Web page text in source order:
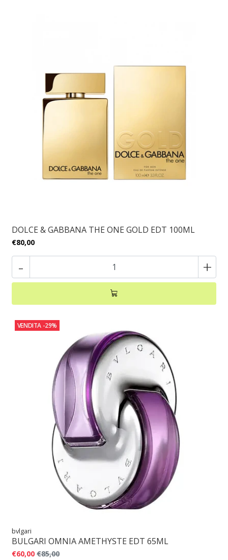
DOLCE & GABBANA THE ONE GOLD EDT 100ML
€80,00
- +
VENDITA -29%
bvlgari
BULGARI OMNIA AMETHYSTE EDT 65ML
€60,00 €85,00